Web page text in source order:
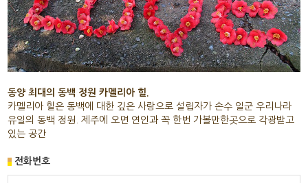
동양 최대의 동백 정원 카멜리아 힐.
카멜리아 힐은 동백에 대한 깊은 사랑으로 설립자가 손수 일군 우리나라
유일의 동백 정원. 제주에 오면 연인과 꼭 한번 가볼만한곳으로 각광받고
있는 공간
전화번호